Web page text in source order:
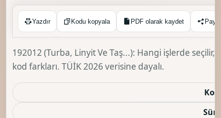
Yazdır Kodu kopyala PDF olarak kaydet
Kopyalandı ✓
192012 (Turba, Linyit Ve Taş...): Hangi işlerde
kod farkları. TÜİK 2026 verisine dayalı.